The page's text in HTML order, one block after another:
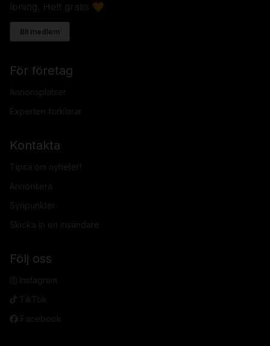
löning. Helt gratis 🧡
Bli medlem
För företag
Annonsplatser
Experten förklarar
Kontakta
Tipsa om nyheter!
Annonsera
Synpunkter
Skicka in en insändare
Följ oss
Instagram
TikTok
Facebook